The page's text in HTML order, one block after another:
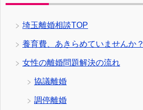
埼玉離婚相談TOP
養育費、あきらめていませんか？
女性の離婚問題解決の流れ
協議離婚
調停離婚